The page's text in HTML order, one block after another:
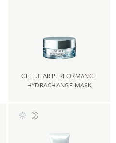
CELLULAR PERFORMANCE
HYDRACHANGE MASK